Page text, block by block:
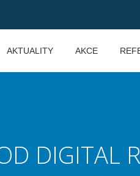
AKTUALITY AKCE
DIGITAL